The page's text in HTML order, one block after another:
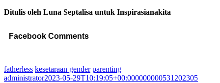
Ditulis oleh Luna Septalisa untuk Inspirasianakita
Facebook Comments
fatherless kesetaraan gender parenting
administrator2023-05-29T10:19:05+00:000000000531202305